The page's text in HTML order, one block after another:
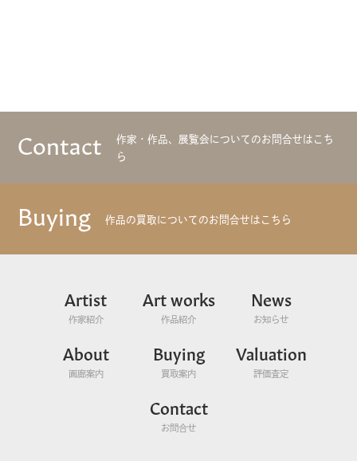
Contact
作家・作品、展覧会についてのお問合せはこち
ら
Buying 作品の買取についてのお問合せはこちら
Artist
作家紹介
Art works
作品紹介
News
お知らせ
About
画廊案内
Buying
買取案内
Valuation
評価査定
Contact
お問合せ